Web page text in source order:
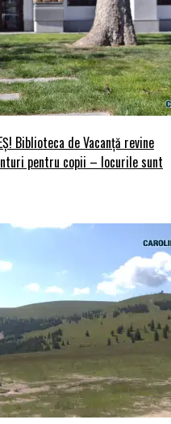
Biblioteca de Vacanță revine
pentru copii – locurile sunt